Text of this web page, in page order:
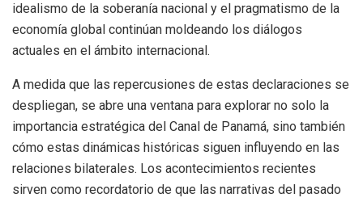
idealismo de la soberanía nacional y el pragmatismo de la
economía global continúan moldeando los diálogos
actuales en el ámbito internacional.
A medida que las repercusiones de estas declaraciones se
despliegan, se abre una ventana para explorar no solo la
importancia estratégica del Canal de Panamá, sino también
cómo estas dinámicas históricas siguen influyendo en las
relaciones bilaterales. Los acontecimientos recientes
sirven como recordatorio de que las narrativas del pasado